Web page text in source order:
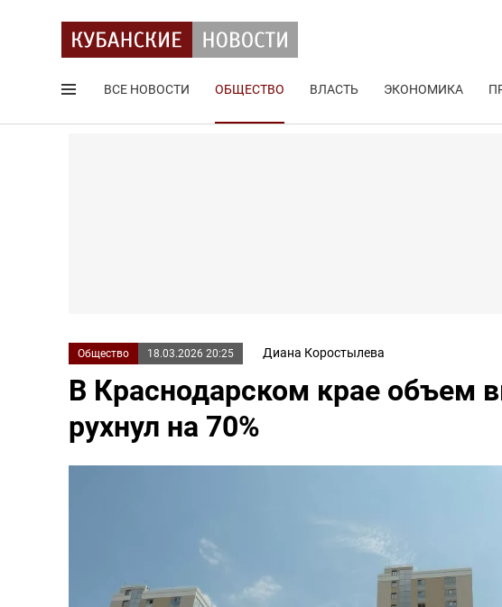
ВСЕ НОВОСТИ ОБЩЕСТВО ВЛАСТЬ ЭКОНОМИКА
Общество 18.03.2026 20:25 Диана Коростылева
В Краснодарском крае объем
рухнул на 70%